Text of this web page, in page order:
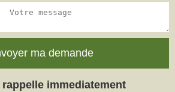
immediatement